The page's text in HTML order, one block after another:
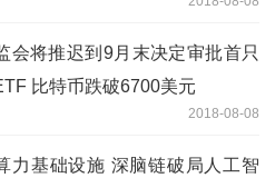
会将推迟到9月末决定审批首只
比特币跌破6700美元
2018-08-08
力基础设施 深脑链破局人工智